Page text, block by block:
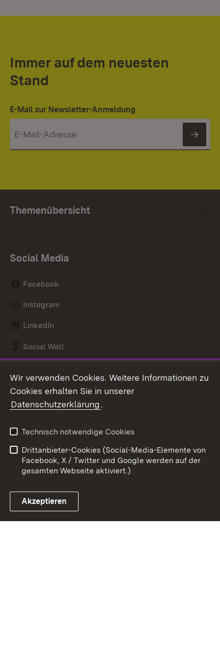
Immer auf dem neuesten
Stand
E-Mail zur Newsletter-Anmeldung
Themenübersicht
Social Media
Facebook
Instagram
LinkedIn
Social Wall
Link zum Landesportal
Kontakt
Barrierefreiheit
Impressum
Cookies
Wir verwenden Cookies. Weitere Informationen zu
Cookies erhalten Sie in unserer
Datenschutzerklärung.
Technisch notwendige Cookies
Drittanbieter-Cookies (Social-Media-Elemente von
Facebook, X / Twitter und Google werden auf der
gesamten Webseite aktiviert.)
Akzeptieren